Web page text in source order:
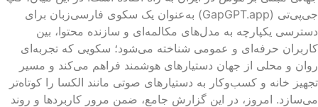
جی‌پی‌تی (GapGPT.app) به‌عنوان یک سکوی فارسی‌زبان برای
یکپارچه به مدل‌های مکالمه‌ای و سازنده محتوا، بین
حرفه‌ای و عمومی شناخته می‌شود؛ سکویی که تجربه‌ای
و محلی از جهان دستیارهای هوشمند فراهم می‌کند و مسیر
خانه و کسب‌وکار به دستیارهای صوتی مانند الکسا را کوتاه‌تر
امروز، در این گزارش جامع، ضمن مرور کاربردها و روند